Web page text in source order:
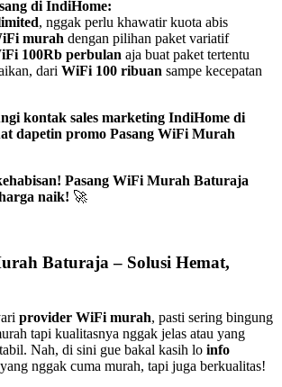
di IndiHome:
, nggak perlu khawatir kuota abis
murah dengan pilihan paket variatif
100Rb perbulan aja buat paket tertentu
dari WiFi 100 ribuan sampe kecepatan
kontak sales marketing IndiHome di
dapetin promo Pasang WiFi Murah
Pasang WiFi Murah Baturaja
naik! 🚀
Baturaja – Solusi Hemat,
provider WiFi murah, pasti sering bingung
tapi kualitasnya nggak jelas atau yang
Nah, di sini gue bakal kasih lo info
yang nggak cuma murah, tapi juga berkualitas!